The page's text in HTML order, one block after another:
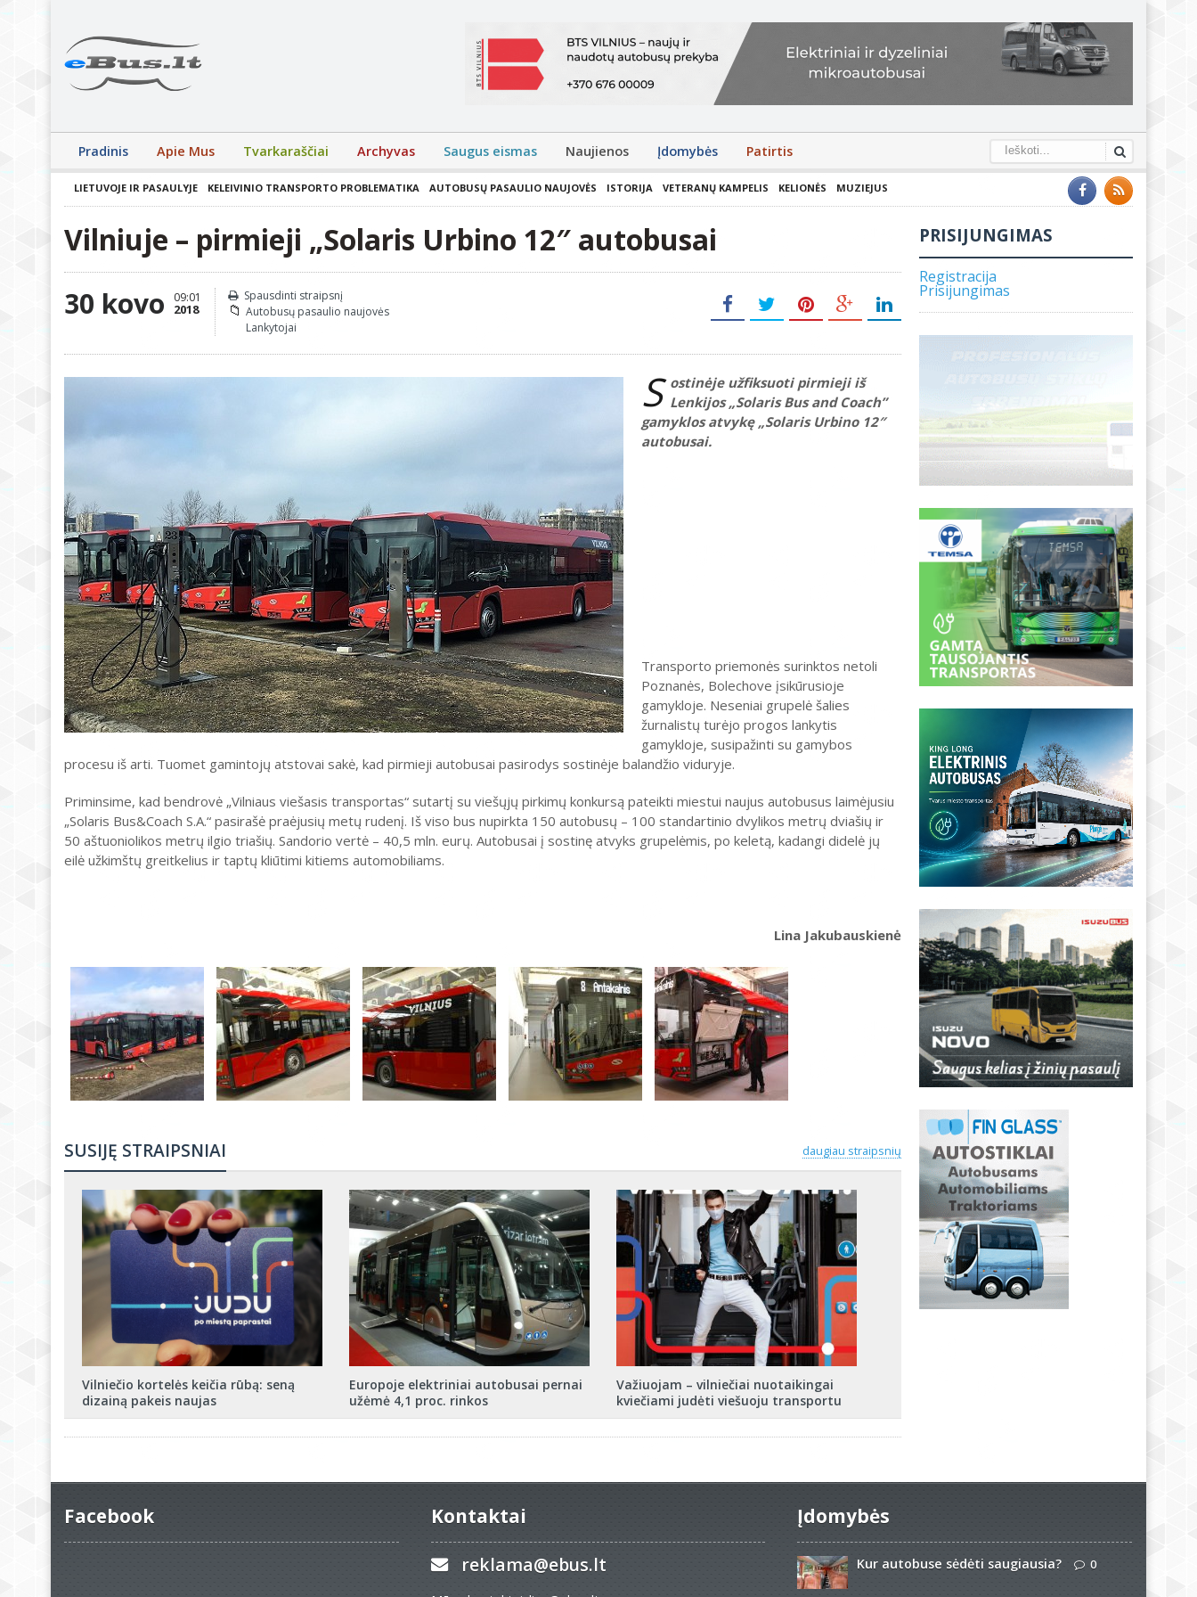
Pradinis Apie Mus Tvarkaraščiai Archyvas Saugus eismas Naujienos Įdomybės Patirtis
LIETUVOJE IR PASAULYJE KELEIVINIO TRANSPORTO PROBLEMATIKA AUTOBUSŲ PASAULIO NAUJOVĖS ISTORIJA VETERANŲ KAMPELIS KELIONĖS MUZIEJUS
Vilniuje – pirmieji „Solaris Urbino 12″ autobusai
30 kovo 09:01
2018
Spausdinti straipsnį
Autobusų pasaulio naujovės
Lankytojai
S ostinėje užfiksuoti pirmieji iš
Lenkijos „Solaris Bus and Coach”
gamyklos atvykę „Solaris Urbino 12″
autobusai.
Transporto priemonės surinktos netoli
Poznanės, Bolechove įsikūrusioje
gamykloje. Neseniai grupelė šalies
žurnalistų turėjo progos lankytis
gamykloje, susipažinti su gamybos
procesu iš arti. Tuomet gamintojų atstovai sakė, kad pirmieji autobusai pasirodys sostinėje balandžio viduryje.
Priminsime, kad bendrovė „Vilniaus viešasis transportas“ sutartį su viešųjų pirkimų konkursą pateikti miestui naujus autobusus laimėjusiu
„Solaris Bus&Coach S.A.“ pasirašė praėjusių metų rudenį. Iš viso bus nupirkta 150 autobusų – 100 standartinio dvylikos metrų dviašių ir
50 aštuoniolikos metrų ilgio triašių. Sandorio vertė – 40,5 mln. eurų. Autobusai į sostinę atvyks grupelėmis, po keletą, kadangi didelė jų
eilė užkimštų greitkelius ir taptų kliūtimi kitiems automobiliams.
Lina Jakubauskienė
daugiau straipsnių
SUSIJĘ STRAIPSNIAI
Vilniečio kortelės keičia rūbą: seną
dizainą pakeis naujas
Europoje elektriniai autobusai pernai
užėmė 4,1 proc. rinkos
Važiuojam – vilniečiai nuotaikingai
kviečiami judėti viešuoju transportu
PRISIJUNGIMAS
Registracija
Prisijungimas
Facebook Kontaktai
reklama@ebus.lt
Įdomybės
Kur autobuse sėdėti saugiausia? 0